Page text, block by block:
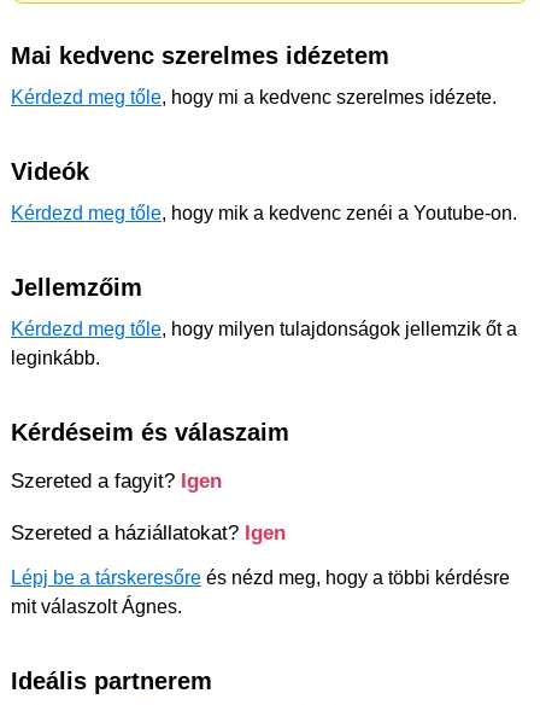
Mai kedvenc szerelmes idézetem
Kérdezd meg tőle, hogy mi a kedvenc szerelmes idézete.
Videók
Kérdezd meg tőle, hogy mik a kedvenc zenéi a Youtube-on.
Jellemzőim
Kérdezd meg tőle, hogy milyen tulajdonságok jellemzik őt a
leginkább.
Kérdéseim és válaszaim
Szereted a fagyit? Igen
Szereted a háziállatokat? Igen
Lépj be a társkeresőre és nézd meg, hogy a többi kérdésre
mit válaszolt Ágnes.
Ideális partnerem